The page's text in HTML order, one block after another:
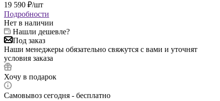
19 590 ₽/шт
Подробности
Нет в наличии
Нашли дешевле?
Под заказ
Наши менеджеры обязательно свяжутся с вами и уточнят
условия заказа
Хочу в подарок
Самовывоз сегодня - бесплатно